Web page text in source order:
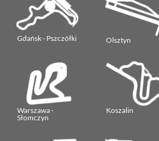
Gdańsk - Pszczółki Olsztyn
Warszawa -
Słomczyn
Koszalin